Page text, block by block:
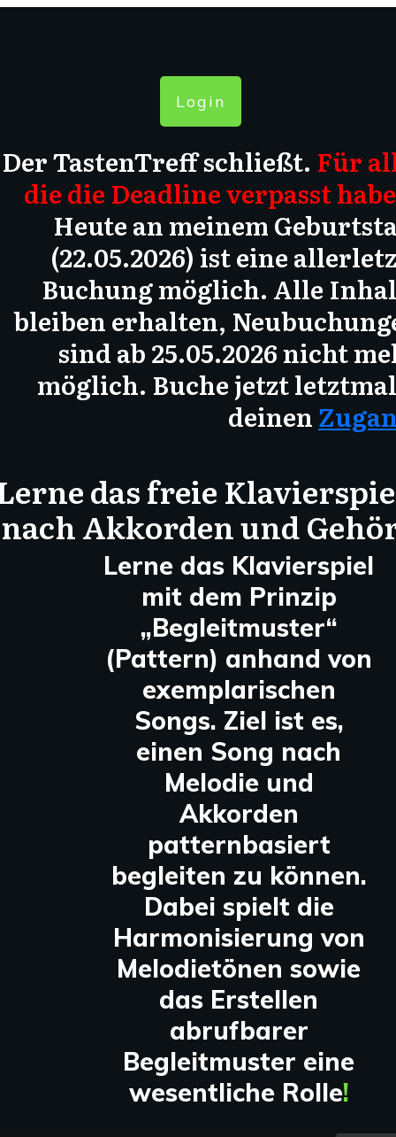
Login
Der TastenTreff schließt. Für
die die Deadline verpasst
Heute an meinem
(22.05.2026) ist eine
Buchung möglich. Alle
bleiben erhalten,
sind ab 25.05.2026 nicht
möglich. Buche jetzt
deinen
das freie
nach Akkorden und
Lerne das Klavierspiel
mit dem Prinzip
„Begleitmuster“
(Pattern) anhand von
exemplarischen
Songs. Ziel ist es,
einen Song nach
Melodie und
Akkorden
patternbasiert
begleiten zu können.
Dabei spielt die
Harmonisierung von
Melodietönen sowie
das Erstellen
abrufbarer
Begleitmuster eine
wesentliche Rolle!